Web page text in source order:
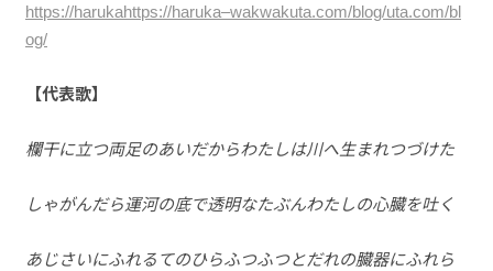
https://harukahttps://haruka–wakwakuta.com/blog/uta.com/bl
og/
【代表歌】
欄干に立つ両足のあいだからわたしは川へ生まれつづけた
しゃがんだら運河の底で透明なたぶんわたしの心臓を吐く
あじさいにふれるてのひらふつふつとだれの臓器にふれら